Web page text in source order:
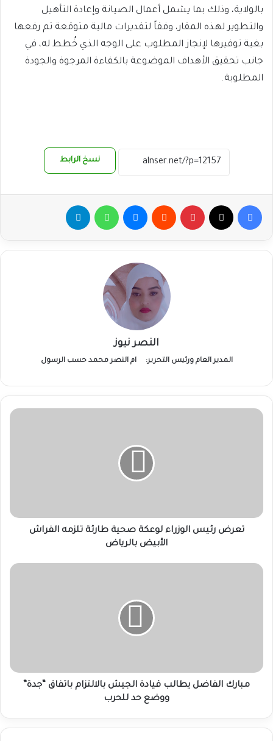
بالولاية، وذلك بما يشمل أعمال الصيانة وإعادة التأهيل
والتطوير لهذه المقار، وفقاً لتقديرات مالية متوقعة تم رفعها
بغية توفيرها لإنجاز المطلوب على الوجه الذي خُطط له، في
جانب تحقيق الأهداف الموضوعة بالكفاءة المرجوة والجودة
المطلوبة.
نسخ الرابط
فيسبوك بينتيريست ماسنجر واتساب
النصر نيوز
المدير العام ورئيس التحرير: ام النصر محمد حسب الرسول
تعرض
الأبيض
بالرياضتعرض رئيس الوزراء لوعكة صحية طارئة تلزمه الفراش
الأبيض بالرياض
مبارك
ووضع
مبارك الفاضل يطالب قيادة الجيش بالالتزام باتفاق “جدة”
ووضع حد للحرب